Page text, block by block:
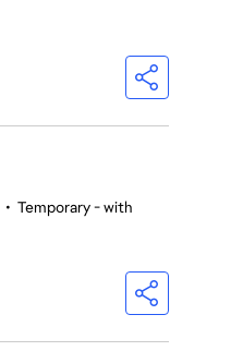
• Temporary - with